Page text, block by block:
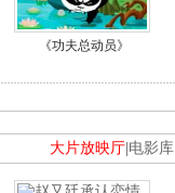
《功夫总动员》
大片放映厅 电影库